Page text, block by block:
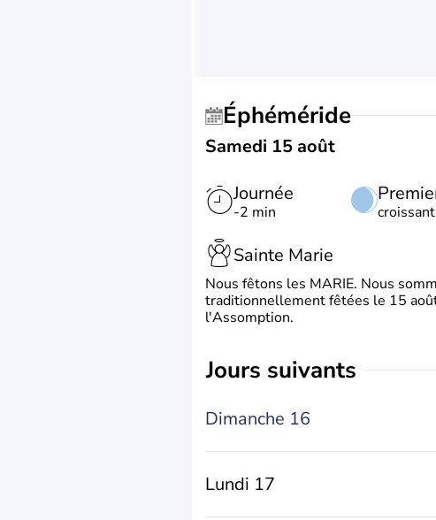
Éphéméride
Samedi 15 août
Journée
-2 min
Sainte Marie
Nous fêtons les MARIE. Nous
traditionnellement fêtées le 15
l'Assomption.
jours suivants
Dimanche 16
Lundi 17